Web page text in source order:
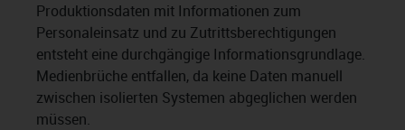
Produktionsdaten mit Informationen zum
Personaleinsatz und zu Zutrittsberechtigungen
entsteht eine durchgängige Informationsgrundlage.
Medienbrüche entfallen, da keine Daten manuell
zwischen isolierten Systemen abgeglichen werden
müssen.